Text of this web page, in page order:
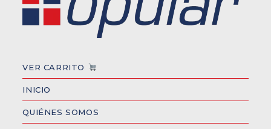
VER CARRITO
INICIO
QUIÉNES SOMOS